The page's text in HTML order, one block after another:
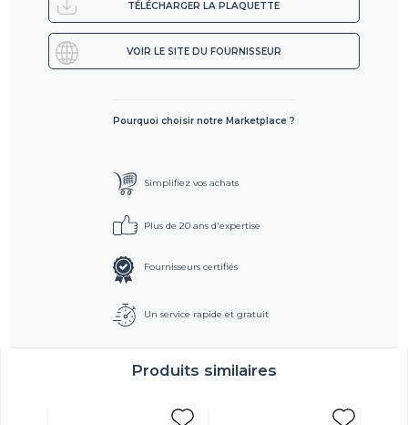
TÉLÉCHARGER LA PLAQUETTE
VOIR LE SITE DU FOURNISSEUR
Pourquoi choisir notre Marketplace ?
Simplifiez vos achats
Plus de 20 ans d'expertise
Fournisseurs certifiés
Un service rapide et gratuit
Produits similaires